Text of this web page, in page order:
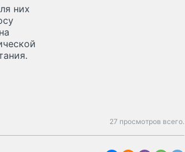
них
27 просмотров всего.